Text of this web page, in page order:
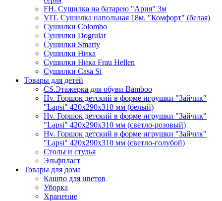
FH. Сушилка на батарею "Ария" 3м
VIT. Сушилка напольная 18м. "Комфорт" (белая)
Cушилки Colombo
Сушилки Dogrular
Сушилки Smarty
Сушилки Ника
Сушилки Ника Frau Hellen
Сушилки Сasa Si
Товары для детей
CS.Этажерка для обуви Bamboo
Hv. Горшок детский в форме игрушки "Зайчик"
"Lapsi" 420х290х310 мм (белый)
Hv. Горшок детский в форме игрушки "Зайчик"
"Lapsi" 420х290х310 мм (светло-розовый)
Hv. Горшок детский в форме игрушки "Зайчик"
"Lapsi" 420х290х310 мм (светло-голубой)
Столы и стулья
Эльфпласт
Товары для дома
Кашпо для цветов
Уборка
Хранение